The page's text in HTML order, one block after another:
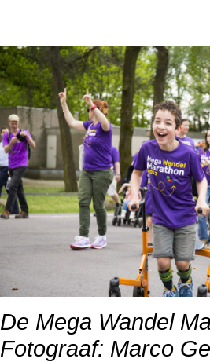
De Mega Wandel
Fotograaf: Marco